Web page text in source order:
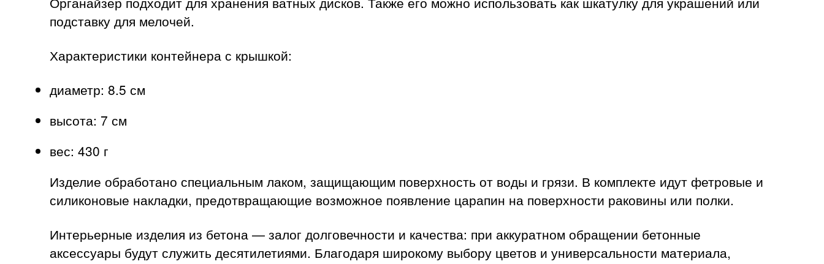
подставку для мелочей.
Характеристики контейнера с крышкой:
диаметр: 8.5 см
высота: 7 см
вес: 430 г
Изделие обработано специальным лаком, защищающим поверхность от воды и грязи. В комплекте идут фетровые и
силиконовые накладки, предотвращающие возможное появление царапин на поверхности раковины или полки.
Интерьерные изделия из бетона — залог долговечности и качества: при аккуратном обращении бетонные
аксессуары будут служить десятилетиями. Благодаря широкому выбору цветов и универсальности материала,